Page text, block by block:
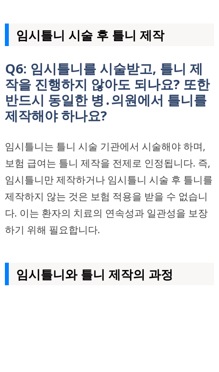
임시틀니 시술 후 틀니 제작
Q6: 임시틀니를 시술받고, 틀니 제
작을 진행하지 않아도 되나요? 또한
반드시 동일한 병․의원에서 틀니를
제작해야 하나요?
임시틀니는 틀니 시술 기관에서 시술해야 하며,
보험 급여는 틀니 제작을 전제로 인정됩니다. 즉,
임시틀니만 제작하거나 임시틀니 시술 후 틀니를
제작하지 않는 것은 보험 적용을 받을 수 없습니
다. 이는 환자의 치료의 연속성과 일관성을 보장
하기 위해 필요합니다.
임시틀니와 틀니 제작의 과정